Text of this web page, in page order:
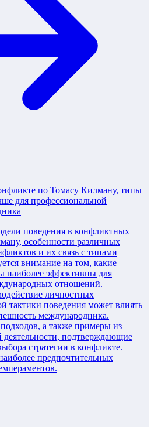
по Томасу Килману, типы
для профессиональной
поведения в конфликтных
особенности различных
и их связь с типами
внимание на том, какие
наиболее эффективны для
отношений.
личностных
тактики поведения может влиять
международника.
а также примеры из
подтверждающие
стратегии в конфликте.
предпочтительных